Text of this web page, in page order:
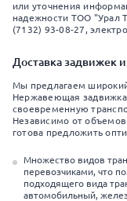
или уточнения
надежности ТОО "Урал
(7132) 93-08-27,
Доставка задвижек
Мы предлагаем широкий
Нержавеющая задвижка
своевременную
Независимо от объемов
готова предложить
Множество видов
перевозчиками, что
подходящего вида
автомобильный,